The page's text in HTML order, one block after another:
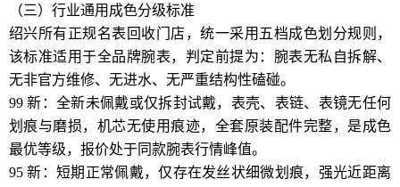
（三）行业通用成色分级标准
绍兴所有正规名表回收门店，统一采用五档成色划分规则，
该标准适用于全品牌腕表，判定前提为：腕表无私自拆解、
无非官方维修、无进水、无严重结构性磕碰。
99 新：全新未佩戴或仅拆封试戴，表壳、表链、表镜无任何
划痕与磨损，机芯无使用痕迹，全套原装配件完整，是成色
最优等级，报价处于同款腕表行情峰值。
95 新：短期正常佩戴，仅存在发丝状细微划痕，强光近距离